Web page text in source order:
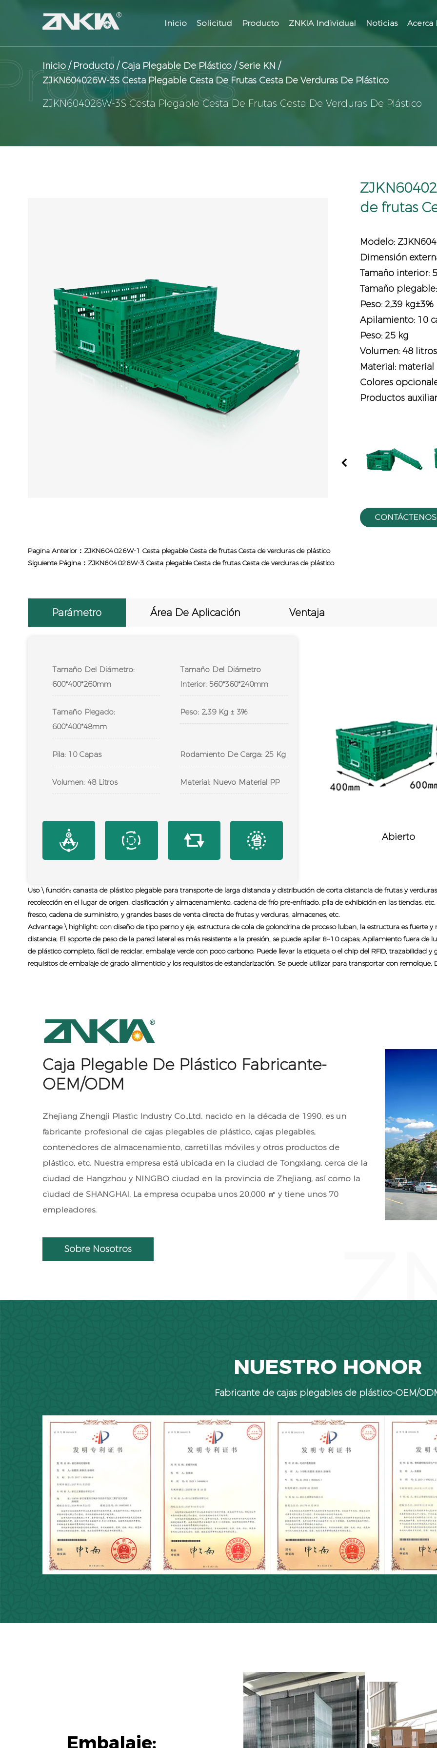
Inicio Solicitud Producto ZNKIA Individual Noticias Acerca
Inicio / Producto / Caja Plegable De Plástico /Serie KN /
ZJKN604026W-3S Cesta Plegable Cesta De Frutas Cesta De Verduras De Plástico
ZJKN604026W-3S Cesta Plegable Cesta De Frutas Cesta De Verduras De Plástico
de frutas
Modelo:
Dimensión
Tamaño interior:
Tamaño
Peso: 2,39 kg±3%
Apilamiento: 10
Peso: 25 kg
Volumen: 48 litros
Material:
Colores
Productos
Previous
CONTÁCTENOS
Pagina Anterior：ZJKN604026W-1 Cesta plegable Cesta de frutas Cesta de verduras de plástico
Siguiente Página：ZJKN604026W-3 Cesta plegable Cesta de frutas Cesta de verduras de plástico
Parámetro Área De Aplicación Ventaja
Tamaño Del Diámetro:
600*400*260mm
Tamaño Del Diámetro
Interior: 560*360*240mm
Tamaño Plegado:
600*400*48mm
Peso: 2,39 Kg ± 3%
Pila: 10 Capas Rodamiento De Carga: 25 Kg
Volumen: 48 Litros Material: Nuevo Material PP
Abierto
Uso \ función: canasta de plástico plegable para transporte de larga distancia y distribución de corta distancia de frutas y
recolección en el lugar de origen, clasificación y almacenamiento, cadena de frío pre-enfriado, pila de exhibición en las tiendas,
fresco, cadena de suministro, y grandes bases de venta directa de frutas y verduras, almacenes, etc.
Advantage \ highlight: con diseño de tipo perno y eje, estructura de cola de golondrina de proceso luban, la estructura es fuerte
distancia; El soporte de peso de la pared lateral es más resistente a la presión, se puede apilar 8~10 capas; Apilamiento fuera
de plástico completo, fácil de reciclar, embalaje verde con poco carbono; Puede llevar la etiqueta o el chip del RFID, trazabilidad
requisitos de embalaje de grado alimenticio y los requisitos de estandarización. Se puede utilizar para transportar con remolque.
Caja Plegable De Plástico Fabricante-
OEM/ODM
Zhejiang Zhengji Plastic Industry Co.,Ltd. nacido en la década de 1990, es un
fabricante profesional de cajas plegables de plástico, cajas plegables,
contenedores de almacenamiento, carretillas móviles y otros productos de
plástico, etc. Nuestra empresa está ubicada en la ciudad de Tongxiang, cerca de la
ciudad de Hangzhou y NINGBO ciudad en la provincia de Zhejiang, así como la
ciudad de SHANGHAI. La empresa ocupaba unos 20.000 ㎡ y tiene unos 70
empleadores.
Sobre Nosotros
NUESTRO HONOR
Fabricante de cajas plegables de plástico-OEM/
Embalaje: